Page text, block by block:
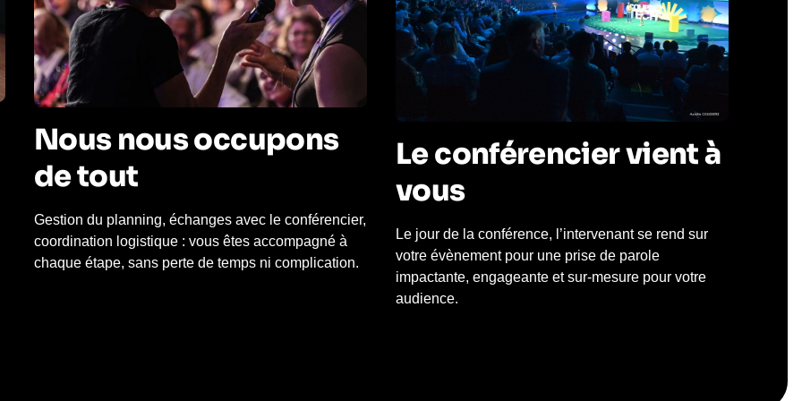
Nous nous occupons
de tout
Gestion du planning, échanges avec le conférencier,
coordination logistique : vous êtes accompagné à
chaque étape, sans perte de temps ni complication.
Le conférencier vient à
vous
Le jour de la conférence, l’intervenant se rend sur
votre évènement pour une prise de parole
impactante, engageante et sur-mesure pour votre
audience.